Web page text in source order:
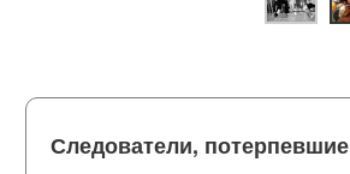
Следователи, потерпевшие